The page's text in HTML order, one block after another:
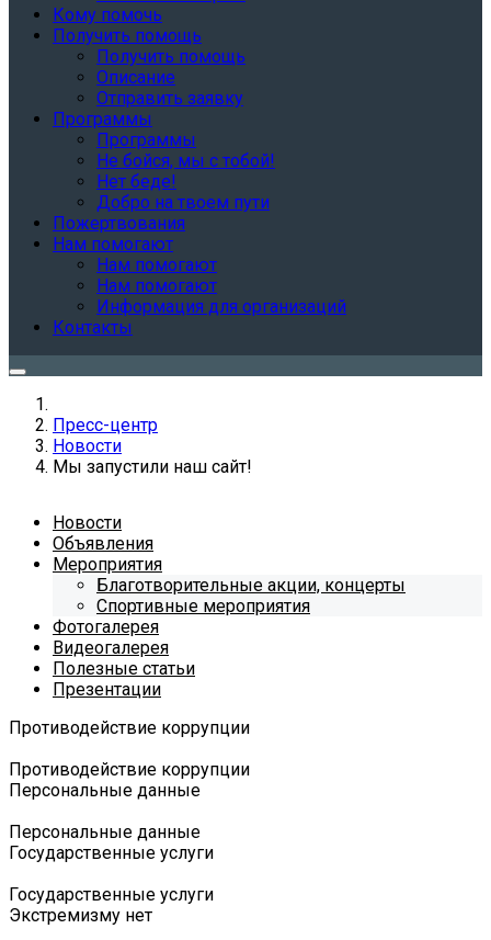
Кому помочь
Получить помощь
Получить помощь
Описание
Отправить заявку
Программы
Программы
Не бойся, мы с тобой!
Нет беде!
Добро на твоем пути
Пожертвования
Нам помогают
Нам помогают
Нам помогают
Информация для организаций
Контакты
Пресс-центр
Новости
Мы запустили наш сайт!
Новости
Объявления
Мероприятия
Благотворительные акции, концерты
Спортивные мероприятия
Фотогалерея
Видеогалерея
Полезные статьи
Презентации
Противодействие коррупции
Противодействие коррупции
Персональные данные
Персональные данные
Государственные услуги
Государственные услуги
Экстремизму нет